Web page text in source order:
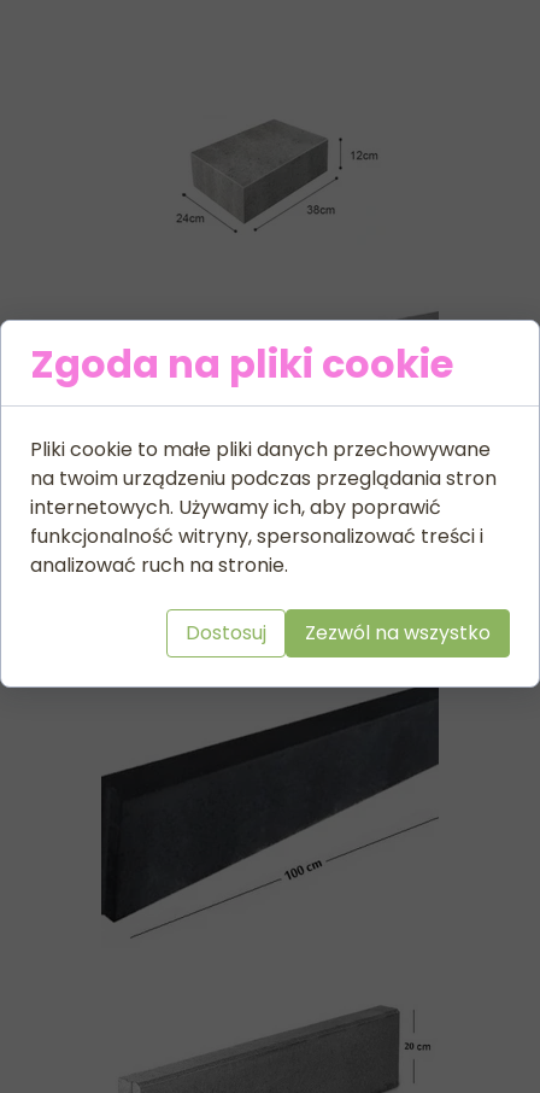
Zgoda na pliki cookie
Pliki cookie to małe pliki danych przechowywane
na twoim urządzeniu podczas przeglądania stron
internetowych. Używamy ich, aby poprawić
funkcjonalność witryny, spersonalizować treści i
analizować ruch na stronie.
Dostosuj Zezwól na wszystko